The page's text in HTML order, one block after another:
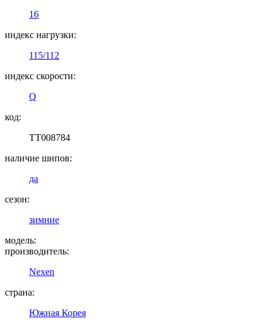
16
индекс нагрузки:
115/112
индекс скорости:
Q
код:
TT008784
наличие шипов:
да
сезон:
зимние
модель:
производитель:
Nexen
страна:
Южная Корея